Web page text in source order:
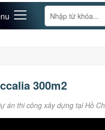
300m2
án thi công xây dựng tại Hồ